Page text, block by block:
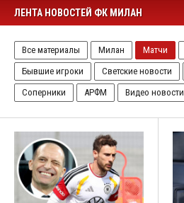
ЛЕНТА НОВОСТЕЙ ФК МИЛАН
Все материалы Милан Матчи
Бывшие игроки
Светские новости
Соперники
АРФМ Видео новости